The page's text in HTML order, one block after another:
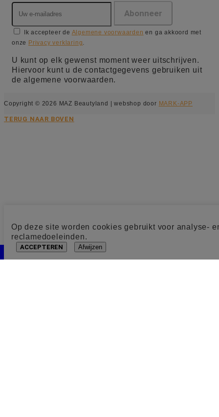
Op deze site worden cookies gebruikt voor analyse-
reclamedoeleinden.
ACCEPTEREN Afwijzen
Ik accepteer de Algemene voorwaarden en ga akkoord met
onze Privacy verklaring
U kunt op elk gewenst moment weer uitschrijven.
Hiervoor kunt u de contactgegevens gebruiken uit
de algemene voorwaarden.
Copyright © 2026 MAZ Beautyland | webshop door MARK-APP
TERUG NAAR BOVEN
Cookie toestemming